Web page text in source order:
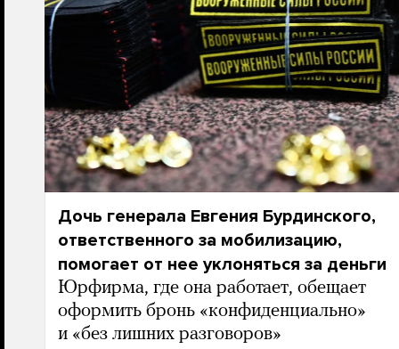
Дочь генерала Евгения Бурдинского,
ответственного за мобилизацию,
помогает от нее уклоняться за деньги
Юрфирма, где она работает, обещает
оформить бронь «конфиденциально»
и «без лишних разговоров»